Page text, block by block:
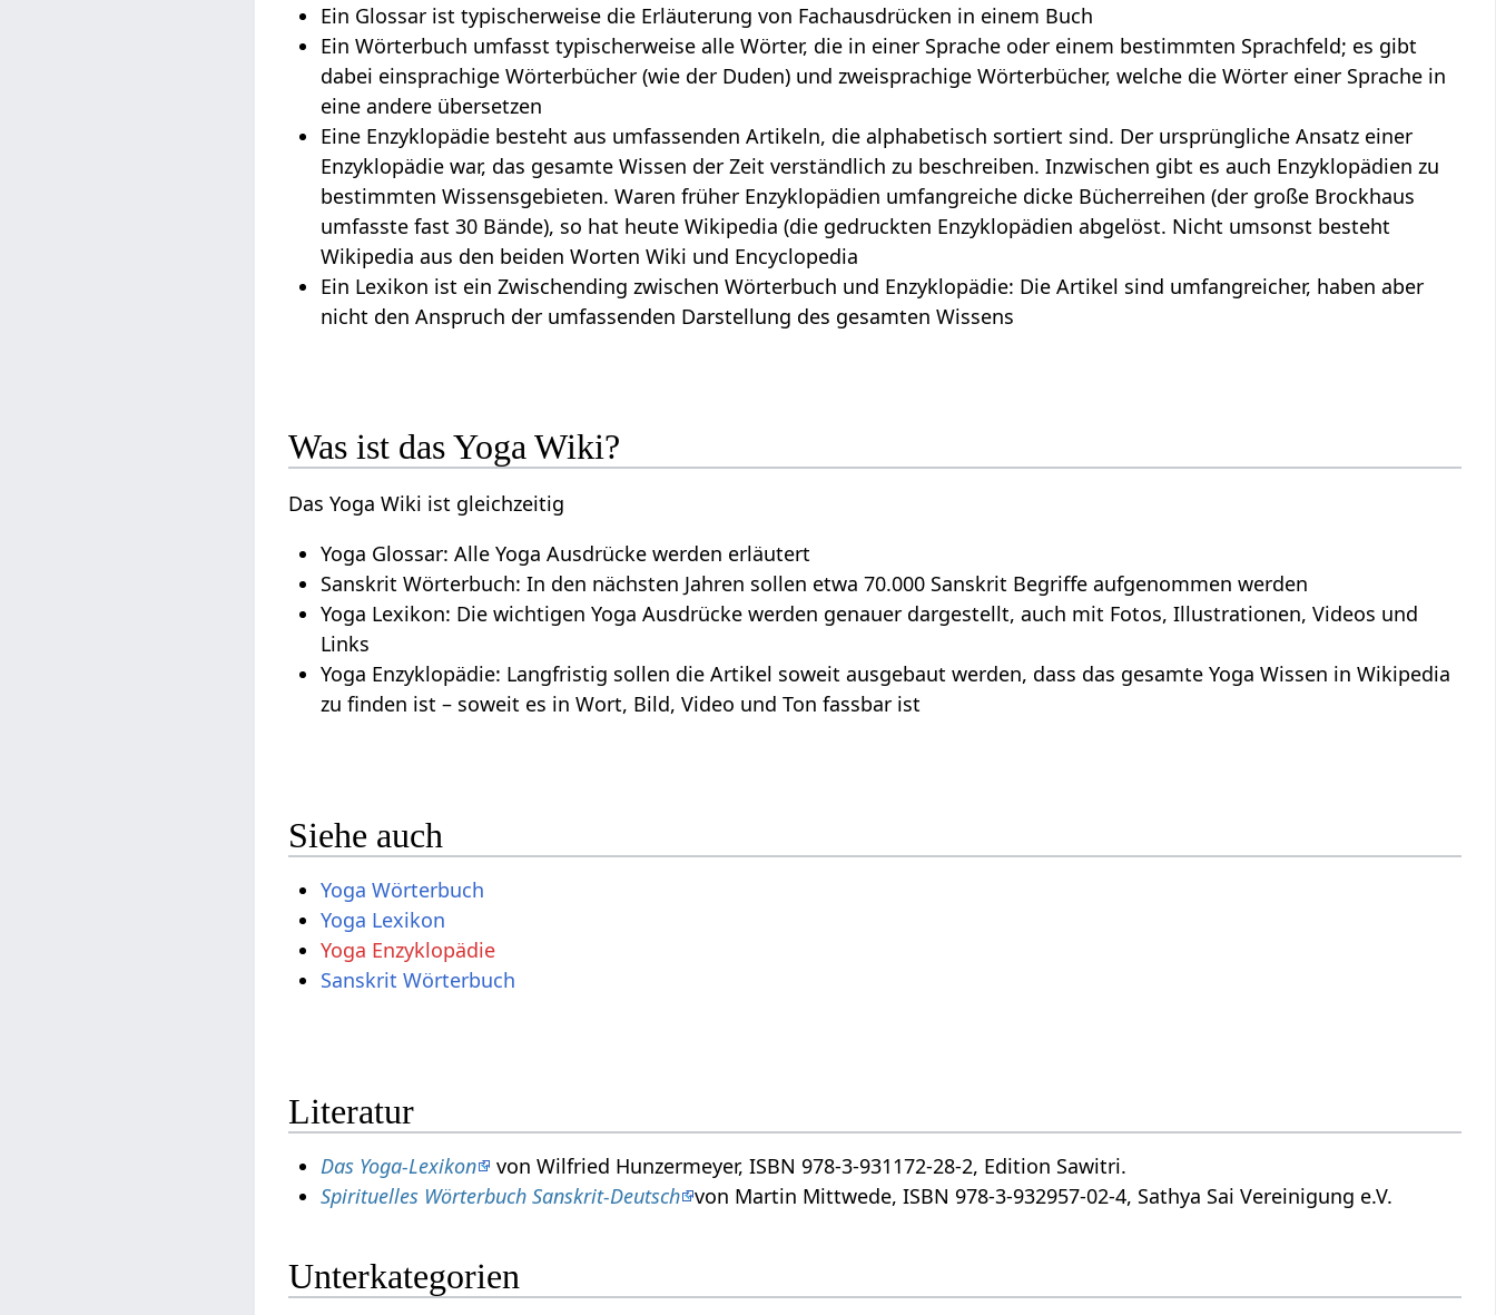
Ein Glossar ist typischerweise die Erläuterung von Fachausdrücken in einem Buch
Ein Wörterbuch umfasst typischerweise alle Wörter, die in einer Sprache oder einem bestimmten Sprachfeld; es gibt
dabei einsprachige Wörterbücher (wie der Duden) und zweisprachige Wörterbücher, welche die Wörter einer Sprache in
eine andere übersetzen
Eine Enzyklopädie besteht aus umfassenden Artikeln, die alphabetisch sortiert sind. Der ursprüngliche Ansatz einer
Enzyklopädie war, das gesamte Wissen der Zeit verständlich zu beschreiben. Inzwischen gibt es auch Enzyklopädien zu
bestimmten Wissensgebieten. Waren früher Enzyklopädien umfangreiche dicke Bücherreihen (der große Brockhaus
umfasste fast 30 Bände), so hat heute Wikipedia (die gedruckten Enzyklopädien abgelöst. Nicht umsonst besteht
Wikipedia aus den beiden Worten Wiki und Encyclopedia
Ein Lexikon ist ein Zwischending zwischen Wörterbuch und Enzyklopädie: Die Artikel sind umfangreicher, haben aber
nicht den Anspruch der umfassenden Darstellung des gesamten Wissens
Was ist das Yoga Wiki?
Das Yoga Wiki ist gleichzeitig
Yoga Glossar: Alle Yoga Ausdrücke werden erläutert
Sanskrit Wörterbuch: In den nächsten Jahren sollen etwa 70.000 Sanskrit Begriffe aufgenommen werden
Yoga Lexikon: Die wichtigen Yoga Ausdrücke werden genauer dargestellt, auch mit Fotos, Illustrationen, Videos und
Links
Yoga Enzyklopädie: Langfristig sollen die Artikel soweit ausgebaut werden, dass das gesamte Yoga Wissen in Wikipedia
zu finden ist – soweit es in Wort, Bild, Video und Ton fassbar ist
Siehe auch
Yoga Wörterbuch
Yoga Lexikon
Yoga Enzyklopädie
Sanskrit Wörterbuch
Literatur
Das Yoga-Lexikon
von Wilfried Hunzermeyer, ISBN 978-3-931172-28-2, Edition Sawitri.
Spirituelles Wörterbuch Sanskrit-Deutsch von Martin Mittwede, ISBN 978-3-932957-02-4, Sathya Sai Vereinigung e.V.
Unterkategorien